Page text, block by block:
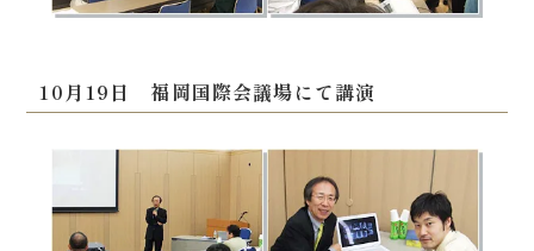
10月19日 福岡国際会議場にて講演